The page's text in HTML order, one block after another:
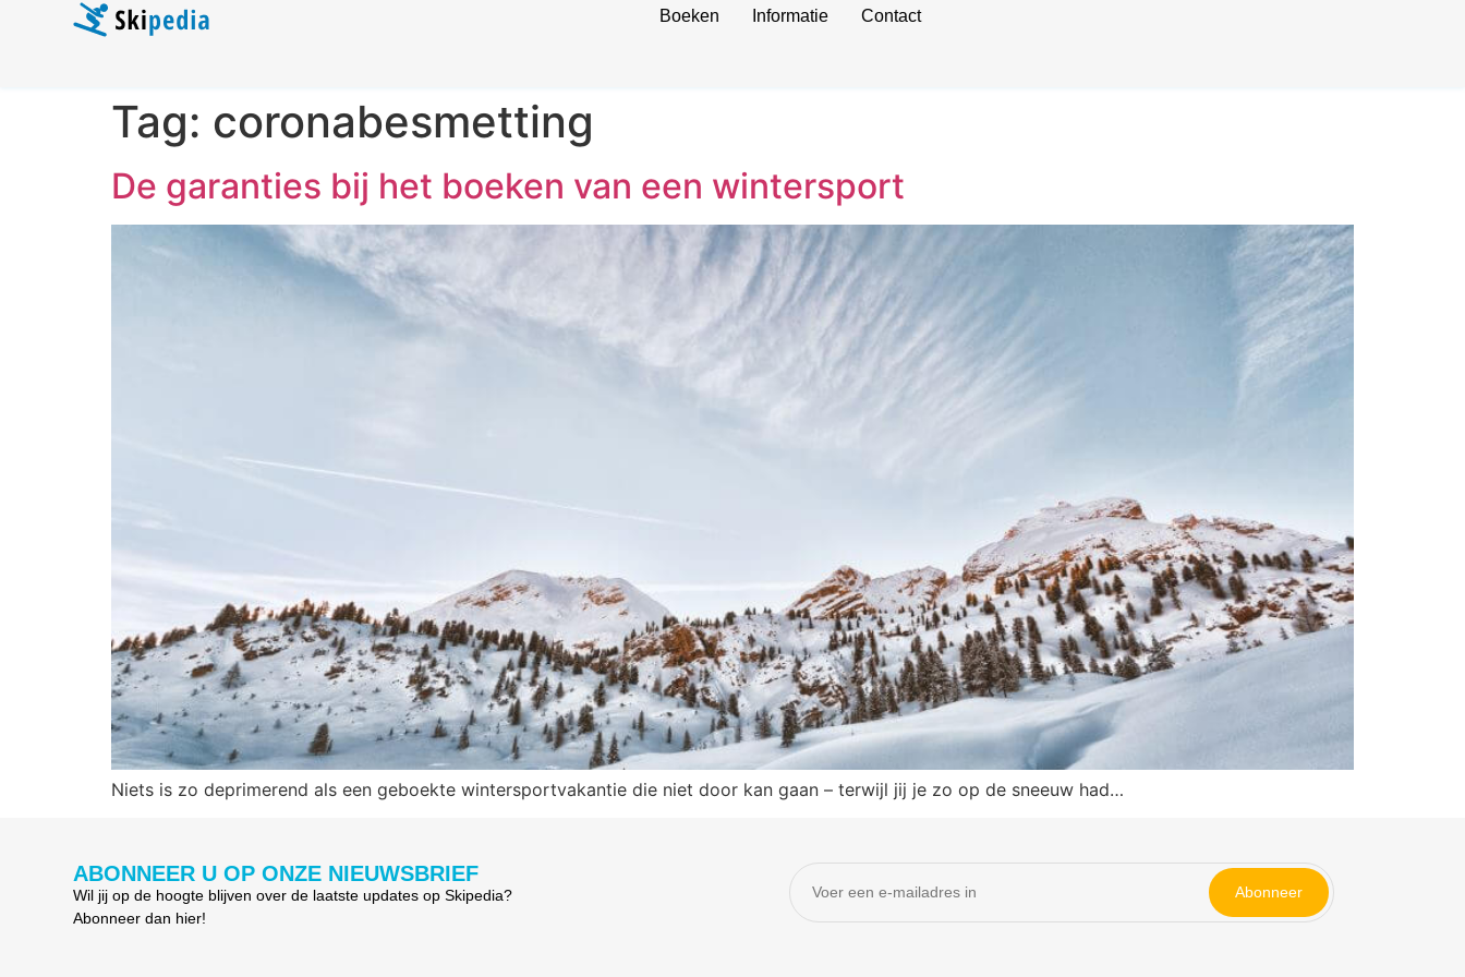
Boeken Informatie Contact
Tag: coronabesmetting
De garanties bij het boeken van een wintersport
Niets is zo deprimerend als een geboekte wintersportvakantie die niet door kan gaan – terwijl jij je zo op de sneeuw had…
ABONNEER U OP ONZE NIEUWSBRIEF
Wil jij op de hoogte blijven over de laatste updates op Skipedia?
Abonneer dan hier!
Abonneer